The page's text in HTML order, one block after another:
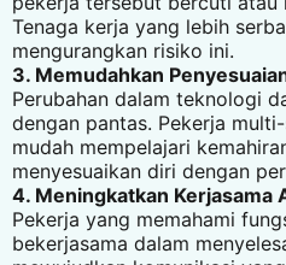
Tenaga kerja yang lebih
mengurangkan risiko ini.
3. Memudahkan
Perubahan dalam teknologi
dengan pantas. Pekerja
mudah mempelajari
menyesuaikan diri dengan
4. Meningkatkan Kerjasama
Pekerja yang memahami
bekerjasama dalam